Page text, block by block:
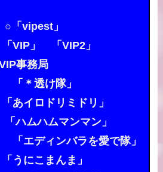
vipest」
」 「VIP2」
事務局
透け隊」
ロドリミドリ」
ハムマンマン」
バラを愛で隊」
こまんま」